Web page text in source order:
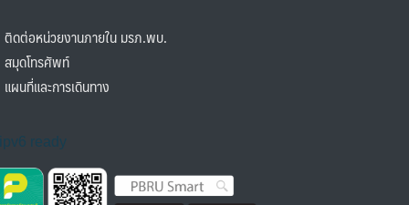
ต่อหน่วยงานภายใน มรภ.พบ.
ดโทรศัพท์
นที่และการเดินทาง